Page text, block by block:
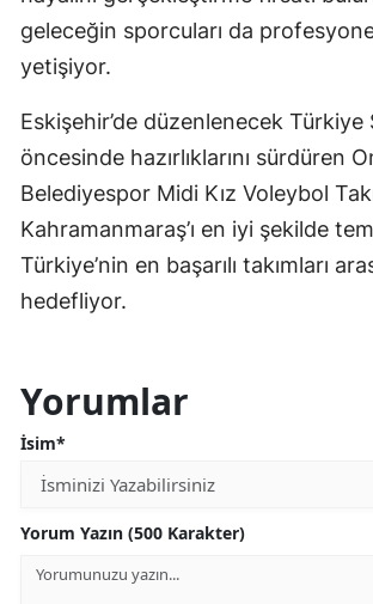
geleceğin sporcuları da
yetişiyor.
Eskişehir’de düzenlenecek Türkiye
öncesinde hazırlıklarını sürdüren
Belediyespor Midi Kız Voleybol
Kahramanmaraş’ı en iyi şekilde
Türkiye’nin en başarılı takımları
hedefliyor.
Yorumlar
İsim*
Yorum Yazın (500 Karakter)